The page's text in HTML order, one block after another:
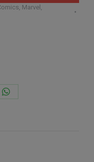
Marvel
Partager